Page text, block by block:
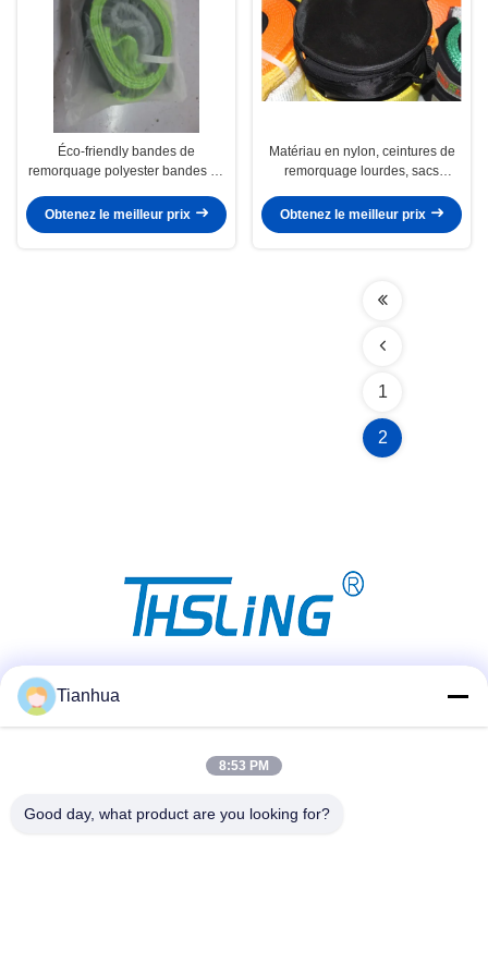
Éco-friendly bandes de
remorquage polyester bandes de
100mm
Obtenez le meilleur prix
Matériau en nylon, ceintures de
remorquage lourdes, sacs
du client
Obtenez le meilleur prix
1
2
Tianhua
8:53 PM
Good day, what product are you looking for?